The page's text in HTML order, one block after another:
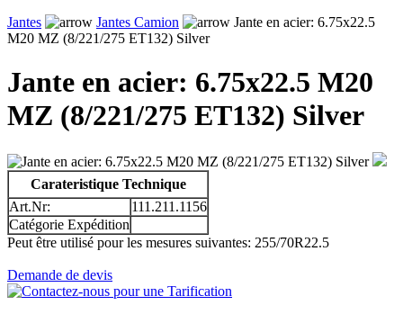
Jantes
Jantes Camion
Jante en acier: 6.75x22.5
M20 MZ (8/221/275 ET132) Silver
Jante en acier: 6.75x22.5 M20
MZ (8/221/275 ET132) Silver
Carateristique Technique
Art.Nr:
111.211.1156
Catégorie Expédition
Peut être utilisé pour les mesures suivantes: 255/70R22.5
Demande de devis